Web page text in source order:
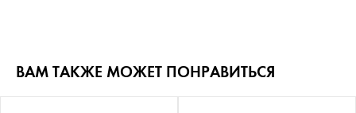
ВАМ ТАКЖЕ МОЖЕТ ПОНРАВИТЬСЯ